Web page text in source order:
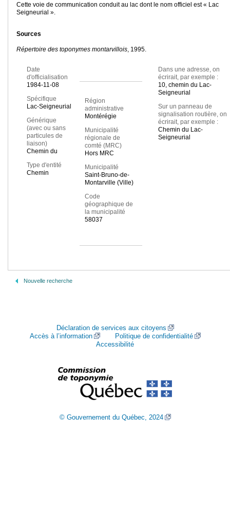
Cette voie de communication conduit au lac dont le nom officiel est « Lac
Seigneurial ».
Sources
Répertoire des toponymes montarvillois, 1995.
Date
d'officialisation
1984-11-08
Spécifique
Lac-Seigneurial
Générique
(avec ou sans
particules de
liaison)
Chemin du
Type d'entité
Chemin
Région
administrative
Montérégie
Municipalité
régionale de
comté (MRC)
Hors MRC
Municipalité
Saint-Bruno-de-
Montarville (Ville)
Code
géographique de
la municipalité
58037
Dans une adresse, on
écrirait, par exemple :
10, chemin du Lac-
Seigneurial
Sur un panneau de
signalisation routière, on
écrirait, par exemple :
Chemin du Lac-
Seigneurial
Nouvelle recherche
Déclaration de services aux citoyens
Accès à l’information
Politique de confidentialité
Accessibilité
© Gouvernement du Québec, 2024